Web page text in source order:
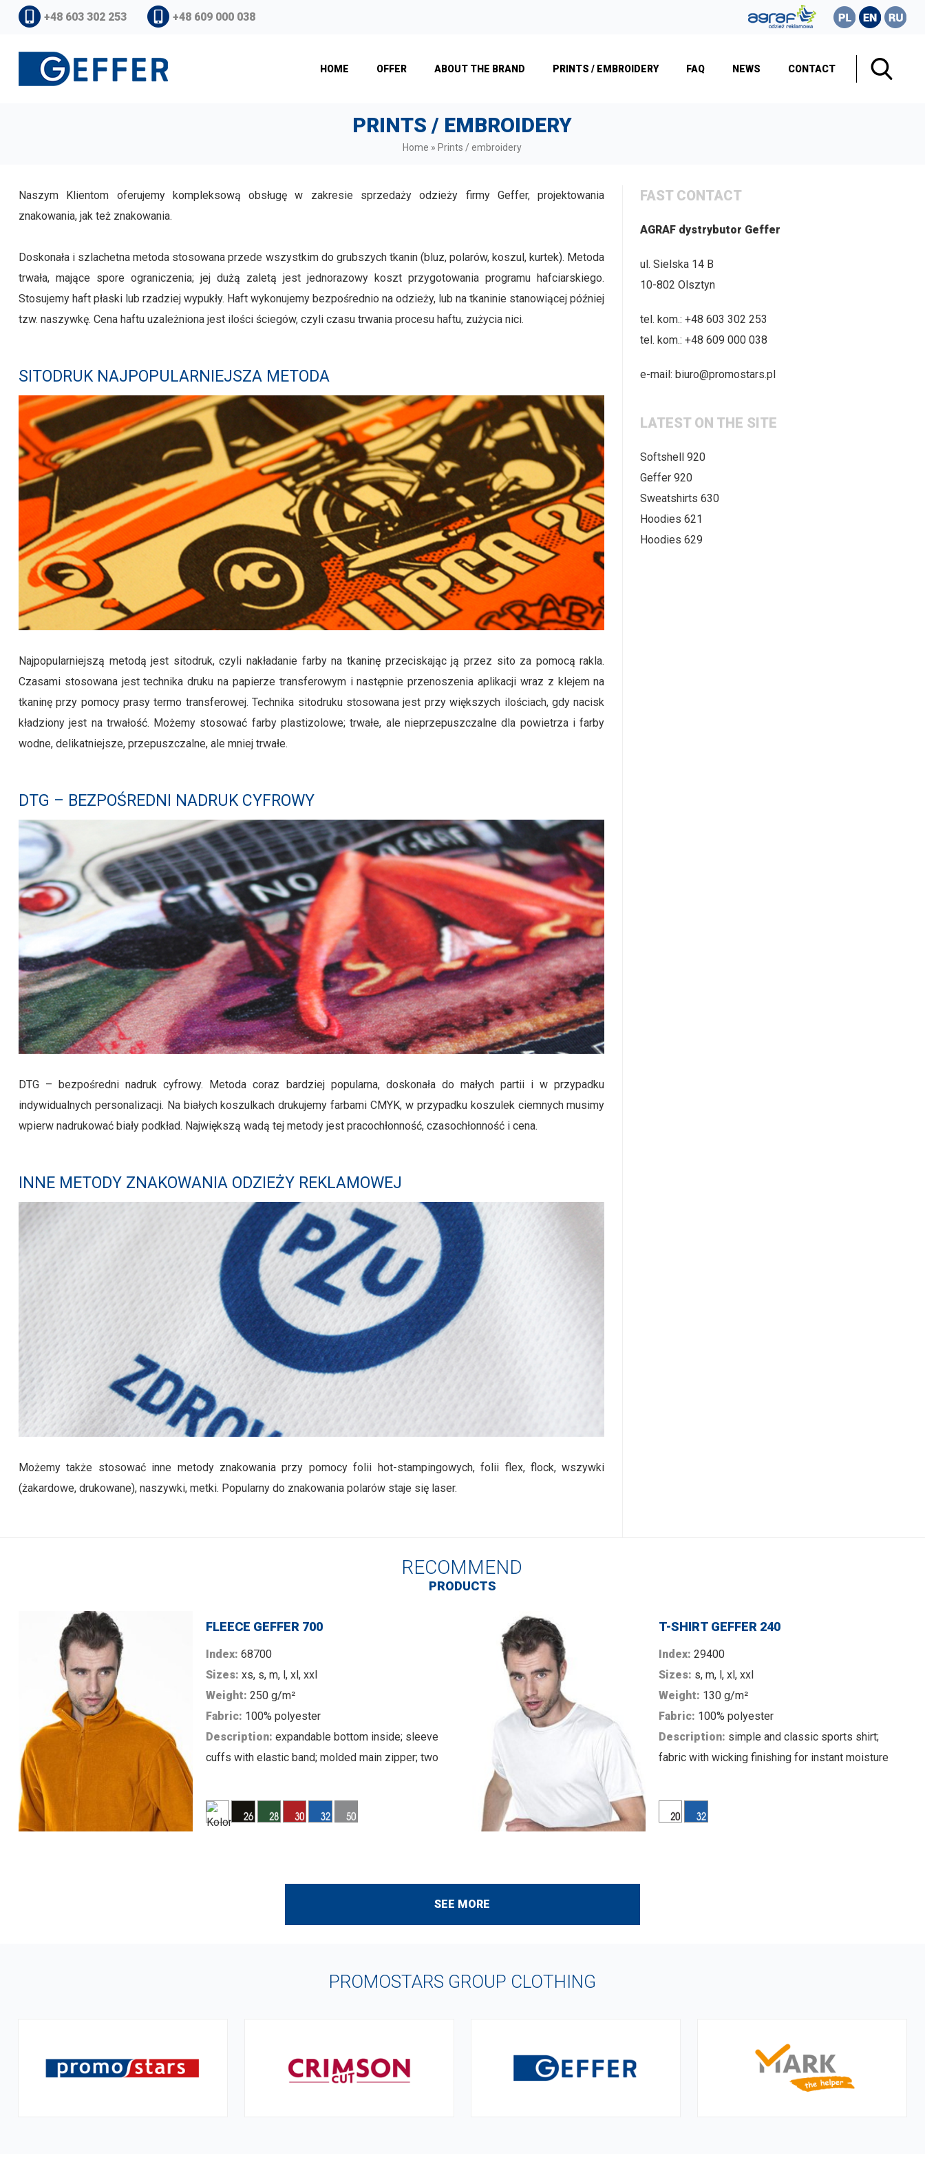
+48 603 302 253 +48 609 000 038
HOME OFFER ABOUT THE BRAND PRINTS / EMBROIDERY FAQ NEWS CONTACT
PRINTS / EMBROIDERY
Home » Prints / embroidery
Naszym Klientom oferujemy kompleksową obsługę w zakresie sprzedaży odzieży firmy Geffer, projektowania
znakowania, jak też znakowania.
Doskonała i szlachetna metoda stosowana przede wszystkim do grubszych tkanin (bluz, polarów, koszul, kurtek). Metoda
trwała, mające spore ograniczenia; jej dużą zaletą jest jednorazowy koszt przygotowania programu hafciarskiego.
Stosujemy haft płaski lub rzadziej wypukły. Haft wykonujemy bezpośrednio na odzieży, lub na tkaninie stanowiącej później
tzw. naszywkę. Cena haftu uzależniona jest ilości ściegów, czyli czasu trwania procesu haftu, zużycia nici.
SITODRUK NAJPOPULARNIEJSZA METODA
Najpopularniejszą metodą jest sitodruk, czyli nakładanie farby na tkaninę przeciskając ją przez sito za pomocą rakla.
Czasami stosowana jest technika druku na papierze transferowym i następnie przenoszenia aplikacji wraz z klejem na
tkaninę przy pomocy prasy termo transferowej. Technika sitodruku stosowana jest przy większych ilościach, gdy nacisk
kładziony jest na trwałość. Możemy stosować farby plastizolowe; trwałe, ale nieprzepuszczalne dla powietrza i farby
wodne, delikatniejsze, przepuszczalne, ale mniej trwałe.
DTG – BEZPOŚREDNI NADRUK CYFROWY
DTG – bezpośredni nadruk cyfrowy. Metoda coraz bardziej popularna, doskonała do małych partii i w przypadku
indywidualnych personalizacji. Na białych koszulkach drukujemy farbami CMYK, w przypadku koszulek ciemnych musimy
wpierw nadrukować biały podkład. Największą wadą tej metody jest pracochłonność, czasochłonność i cena.
INNE METODY ZNAKOWANIA ODZIEŻY REKLAMOWEJ
Możemy także stosować inne metody znakowania przy pomocy folii hot-stampingowych, folii flex, flock, wszywki
(żakardowe, drukowane), naszywki, metki. Popularny do znakowania polarów staje się laser.
FAST CONTACT
AGRAF dystrybutor Geffer
ul. Sielska 14 B
10-802 Olsztyn
tel. kom.:+48 603 302 253
tel. kom.:+48 609 000 038
e-mail:biuro@promostars.pl
LATEST ON THE SITE
Softshell 920
Geffer 920
Sweatshirts 630
Hoodies 621
Hoodies 629
RECOMMEND
PRODUCTS
FLEECE GEFFER 700
Index: 68700
Sizes: xs, s, m, l, xl, xxl
Weight: 250 g/m²
Fabric: 100% polyester
Description: expandable bottom inside; sleeve
cuffs with elastic band; molded main zipper; two
back; anti-pilling finishing.
T-SHIRT GEFFER 240
Index: 29400
Sizes: s, m, l, xl, xxl
Weight: 130 g/m²
Fabric: 100% polyester
Description: simple and classic sports shirt;
fabric with wicking finishing for instant moisture
interlock fabric; neck and shoulders reinforced
with tape; neckline finished with shell fabric.
SEE MORE
PROMOSTARS GROUP CLOTHING